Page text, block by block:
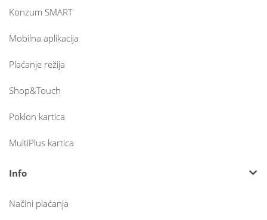
Konzum SMART
Mobilna aplikacija
Plaćanje režija
Shop&Touch
Poklon kartica
MultiPlus kartica
Info
Načini plaćanja